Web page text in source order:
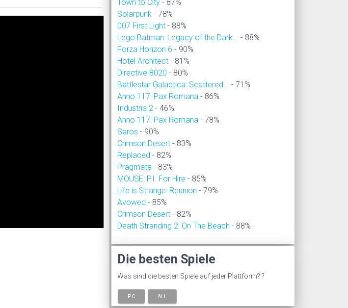
Town to City - 87%
Solarpunk - 78%
007 First Light - 88%
Lego Batman: Legacy of the Dark... - 88%
Forza Horizon 6 - 90%
Hotel Architect - 81%
Directive 8020 - 80%
Battlestar Galactica: Scattered... - 71%
Anno 117: Pax Romana - 86%
Industria 2 - 46%
Anno 117: Pax Romana - 78%
Saros - 90%
Crimson Desert - 83%
Replaced - 82%
Pragmata - 83%
MOUSE: P.I. For Hire - 85%
Life is Strange: Reunion - 79%
Avowed - 85%
Crimson Desert - 82%
Death Stranding 2: On The Beach - 88%
Die besten Spiele
Was sind die besten Spiele auf jeder Plattform? ?
PC ALL